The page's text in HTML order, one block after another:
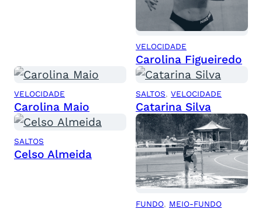
VELOCIDADE
Carolina Figueiredo
VELOCIDADE
Carolina Maio
SALTOS, VELOCIDADE
Catarina Silva
SALTOS
Celso Almeida
FUNDO, MEIO-FUNDO